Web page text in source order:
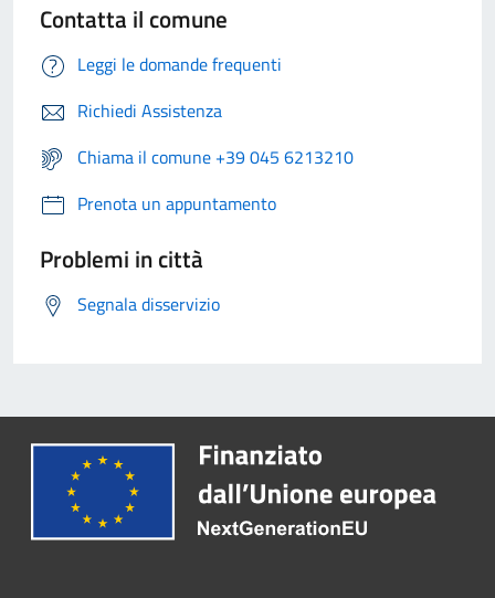
Contatta il comune
Leggi le domande frequenti
Richiedi Assistenza
Chiama il comune +39 045 6213210
Prenota un appuntamento
Problemi in città
Segnala disservizio